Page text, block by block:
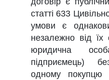
статті 633
умови є
незалежно від їх
юридична
підприємець)
одному